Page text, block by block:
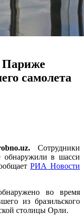
Париже
самолета
Сотрудники
обнаружили в шасси
РИА Новости
во время
из бразильского
столицы Орли.